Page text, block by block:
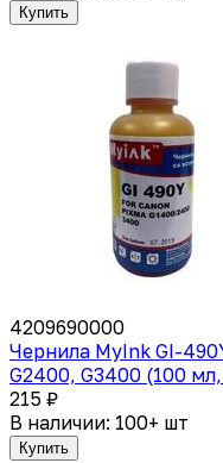
Купить
4209690000
Чернила MyInk GI-
G2400, G3400 (100
215 ₽
В наличии: 100+ шт
Купить